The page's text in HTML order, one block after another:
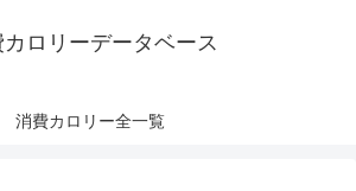
ロリーデータベース
消費カロリー全一覧